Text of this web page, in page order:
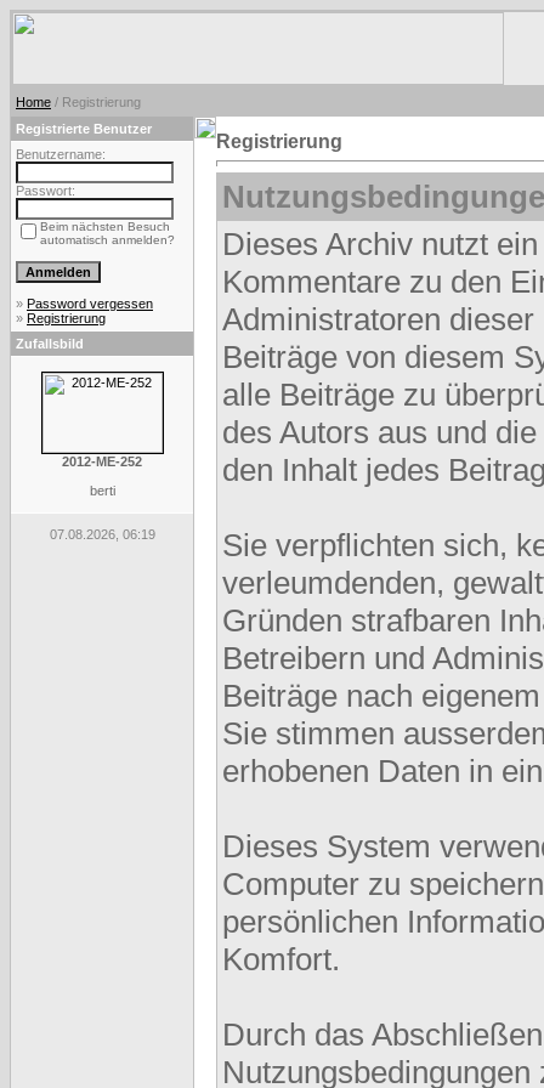
Home / Registrierung
Registrierte Benutzer
Benutzername:
Passwort:
Beim nächsten Besuch
automatisch anmelden?
» Password vergessen
» Registrierung
Zufallsbild
2012-ME-252
berti
07.08.2026, 06:19
Registrierung
Dieses Archiv nutzt
Kommentare zu den
Administratoren
Beiträge von diesem
alle Beiträge zu
des Autors aus und
den Inhalt jedes
Sie verpflichten sich,
verleumdenden,
Gründen strafbaren
Betreibern und
Beiträge nach
Sie stimmen
erhobenen Daten in
Dieses System
Computer zu
persönlichen
Komfort.
Durch das
Nutzungsbedingungen